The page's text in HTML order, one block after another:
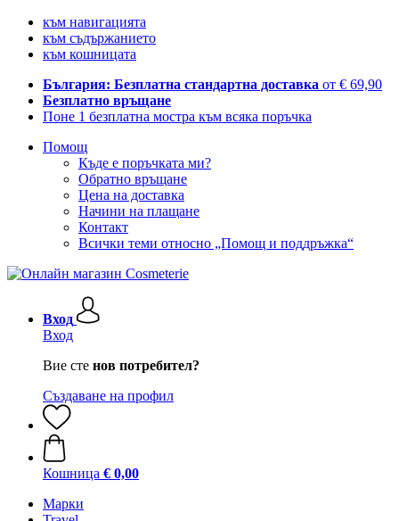
към навигацията
към съдържанието
към кошницата
България: Безплатна стандартна доставка от € 69,90
Безплатно връщане
Поне 1 безплатна мостра към всяка поръчка
Помощ
Къде е поръчката ми?
Обратно връщане
Цена на доставка
Начини на плащане
Контакт
Всички теми относно „Помощ и поддръжка“
Вход
Вход
Вие сте нов потребител?
Създаване на профил
Кошница € 0,00
Mарки